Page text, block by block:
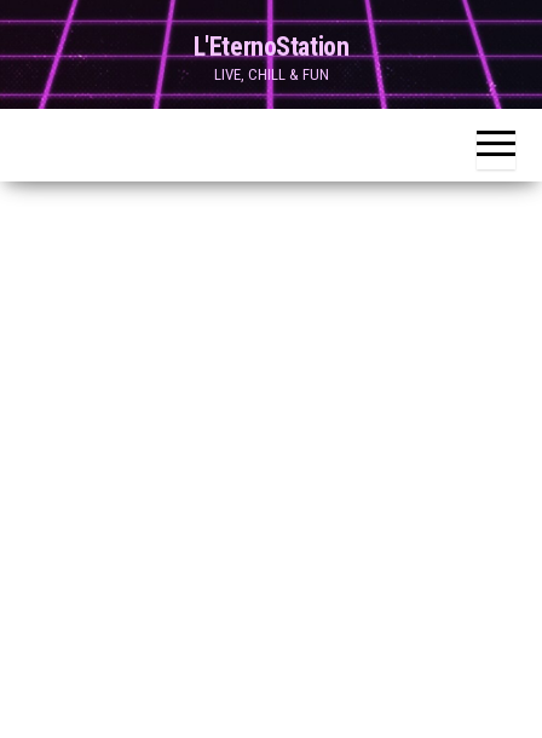
Skip
to
content
L'EternoStation
LIVE, CHILL & FUN